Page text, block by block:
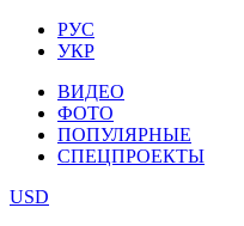
РУС
УКР
ВИДЕО
ФОТО
ПОПУЛЯРНЫЕ
СПЕЦПРОЕКТЫ
USD